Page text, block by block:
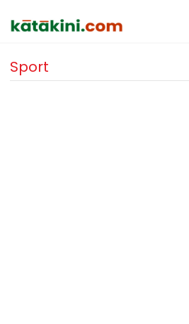
Sport